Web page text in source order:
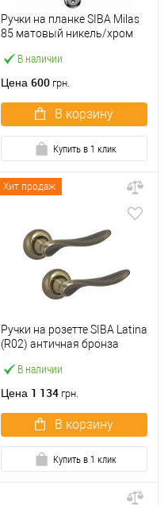
В наличии
Ручки на планке SIBA Milas
85 матовый никель/хром
Цена 600 грн.
В корзину
Купить в 1 клик
Хит продаж
В наличии
Ручки на розетте SIBA Latina
(R02) античная бронза
Цена 1 134 грн.
В корзину
Купить в 1 клик